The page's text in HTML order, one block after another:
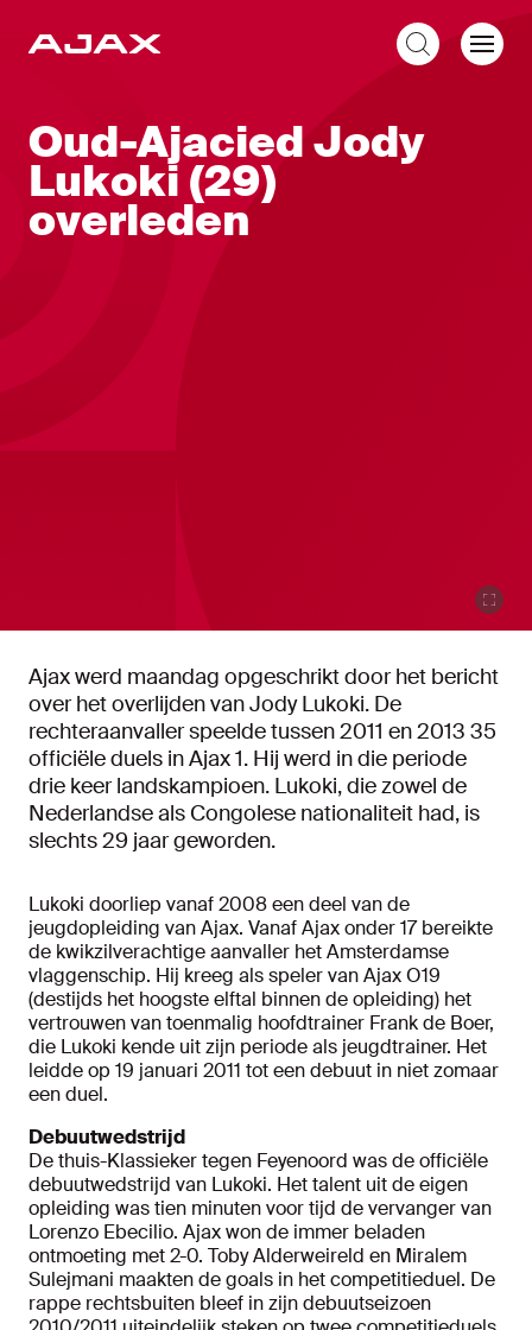
Oud-Ajacied Jody
Lukoki (29)
overleden
Ajax werd maandag opgeschrikt door het bericht
over het overlijden van Jody Lukoki. De
rechteraanvaller speelde tussen 2011 en 2013 35
officiële duels in Ajax 1. Hij werd in die periode
drie keer landskampioen. Lukoki, die zowel de
Nederlandse als Congolese nationaliteit had, is
slechts 29 jaar geworden.
Lukoki doorliep vanaf 2008 een deel van de
jeugdopleiding van Ajax. Vanaf Ajax onder 17 bereikte
de kwikzilverachtige aanvaller het Amsterdamse
vlaggenschip. Hij kreeg als speler van Ajax O19
(destijds het hoogste elftal binnen de opleiding) het
vertrouwen van toenmalig hoofdtrainer Frank de Boer,
die Lukoki kende uit zijn periode als jeugdtrainer. Het
leidde op 19 januari 2011 tot een debuut in niet zomaar
een duel.
Debuutwedstrijd
De thuis-Klassieker tegen Feyenoord was de officiële
debuutwedstrijd van Lukoki. Het talent uit de eigen
opleiding was tien minuten voor tijd de vervanger van
Lorenzo Ebecilio. Ajax won de immer beladen
ontmoeting met 2-0. Toby Alderweireld en Miralem
Sulejmani maakten de goals in het competitieduel. De
rappe rechtsbuiten bleef in zijn debuutseizoen